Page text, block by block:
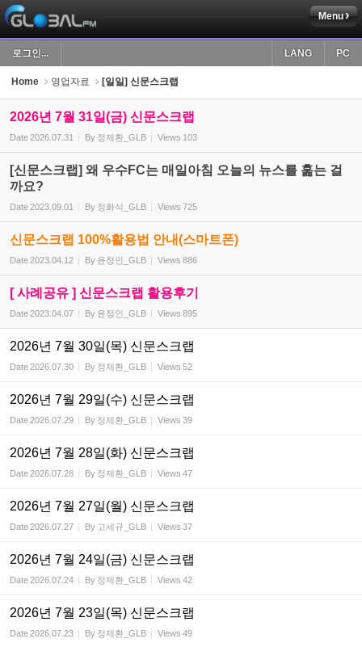
Menu
로그인... PC
LANG
Home 영업자료 [일일] 신문스크랩
2026년 7월 31일(금) 신문스크랩
Date2026.07.31 By 정제환_GLB Views 103
[신문스크랩] 왜 우수FC는 매일아침 오늘의 뉴스를 훑는 걸
까요?
Date2023.09.01 By 정화식_GLB Views 725
신문스크랩 100%활용법 안내(스마트폰)
Date2023.04.12 By 윤정인_GLB Views 886
[ 사례공유 ] 신문스크랩 활용후기
Date2023.04.07 By 윤정인_GLB Views 895
2026년 7월 30일(목) 신문스크랩
Date2026.07.30 By 정제환_GLB Views 52
2026년 7월 29일(수) 신문스크랩
Date2026.07.29 By 정제환_GLB Views 39
2026년 7월 28일(화) 신문스크랩
Date2026.07.28 By 정제환_GLB Views 47
2026년 7월 27일(월) 신문스크랩
Date2026.07.27 By 고세규_GLB Views 37
2026년 7월 24일(금) 신문스크랩
Date2026.07.24 By 정제환_GLB Views 42
2026년 7월 23일(목) 신문스크랩
Date2026.07.23 By 정제환_GLB Views 49
Sketchbook5, 스케치북5
Sketchbook5, 스케치북5